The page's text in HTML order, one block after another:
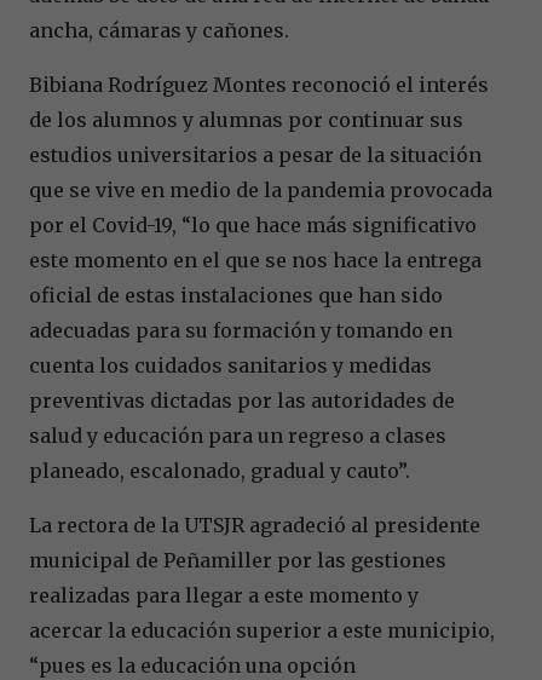
ancha, cámaras y cañones.
Bibiana Rodríguez Montes reconoció el interés
de los alumnos y alumnas por continuar sus
estudios universitarios a pesar de la situación
que se vive en medio de la pandemia provocada
por el Covid-19, “lo que hace más significativo
este momento en el que se nos hace la entrega
oficial de estas instalaciones que han sido
adecuadas para su formación y tomando en
cuenta los cuidados sanitarios y medidas
preventivas dictadas por las autoridades de
salud y educación para un regreso a clases
planeado, escalonado, gradual y cauto”.
La rectora de la UTSJR agradeció al presidente
municipal de Peñamiller por las gestiones
realizadas para llegar a este momento y
acercar la educación superior a este municipio,
“pues es la educación una opción